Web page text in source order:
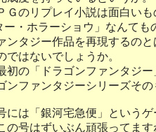
のリプレイ小説は面白い
ー・ホラーショウ」なんて
ンタジー作品を再現するの
ではないでしょうか。
の「ドラゴンファンタジ
ンファンタジーシリーズそ
は「銀河宅急便」という
の号はずいぶん頑張ってます